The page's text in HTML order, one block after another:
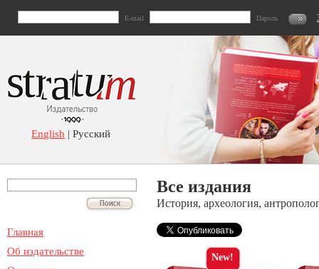
E-mail Пароль
English | Русский
Главная
Об издательстве
Все издания
История, археология,
New!